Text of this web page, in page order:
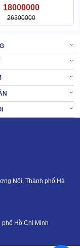
rất thuận tiện trong
công đoạn sau khi
còn gắn thêm bánh
18000000
26300000
Nội, Thành phố Hà
Hồ Chí Minh